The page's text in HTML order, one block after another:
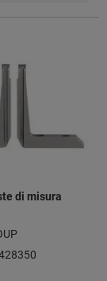
di misura